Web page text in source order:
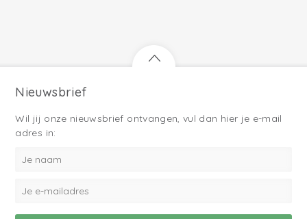
Nieuwsbrief
Wil jij onze nieuwsbrief ontvangen, vul dan hier je e-mail
adres in: